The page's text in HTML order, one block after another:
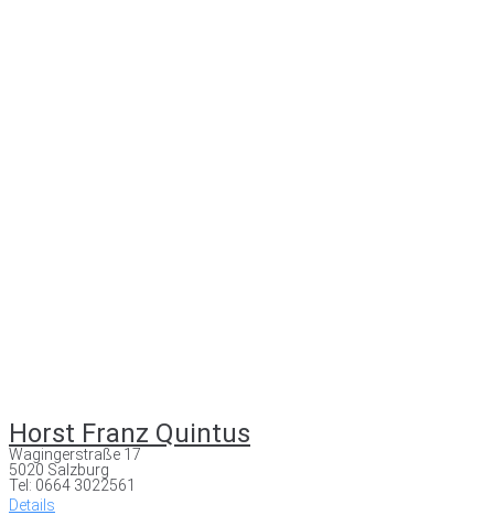
Horst Franz Quintus
Wagingerstraße 17
5020 Salzburg
Tel: 0664 3022561
Details